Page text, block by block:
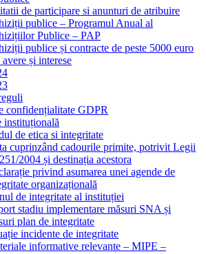
de participare si anunturi de atribuire
publice – Programul Anual al
Publice – PAP
publice și contracte de peste 5000 euro
și interese
confidențialitate GDPR
instituțională
de etica si integritate
cuprinzând cadourile primite, potrivit Legii
2004 și destinația acestora
privind asumarea unei agende de
organizațională
de integritate al instituției
stadiu implementare măsuri SNA și
plan de integritate
incidente de integritate
informative relevante – MIPE –